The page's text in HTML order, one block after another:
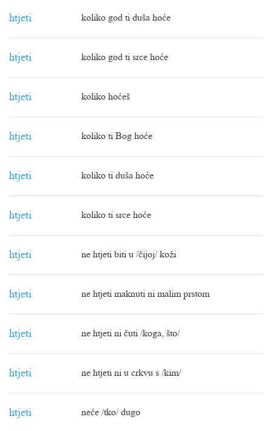
htjeti koliko god ti duša hoće
htjeti koliko god ti srce hoće
htjeti koliko hoćeš
htjeti koliko ti Bog hoće
htjeti koliko ti duša hoće
htjeti koliko ti srce hoće
htjeti ne htjeti biti u /čijoj/ koži
htjeti ne htjeti maknuti ni malim prstom
htjeti ne htjeti ni čuti /koga, što/
htjeti ne htjeti ni u crkvu s /kim/
htjeti neće /tko/ dugo